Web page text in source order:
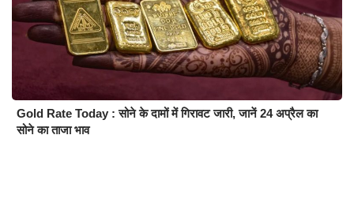
Gold Rate Today : सोने के दामों में गिरावट जारी, जानें 24 अप्रैल का
सोने का ताजा भाव